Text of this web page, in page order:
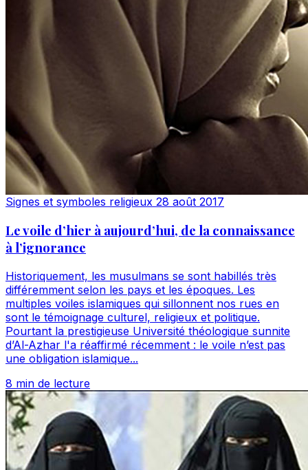
Signes et symboles religieux 28 août 2017
Le voile d’hier à aujourd’hui, de la connaissance
à l’ignorance
Historiquement, les musulmans se sont habillés très
différemment selon les pays et les époques. Les
multiples voiles islamiques qui sillonnent nos rues en
sont le témoignage culturel, religieux et politique.
Pourtant la prestigieuse Université théologique sunnite
d’Al-Azhar l'a réaffirmé récemment : le voile n’est pas
une obligation islamique...
8 min de lecture